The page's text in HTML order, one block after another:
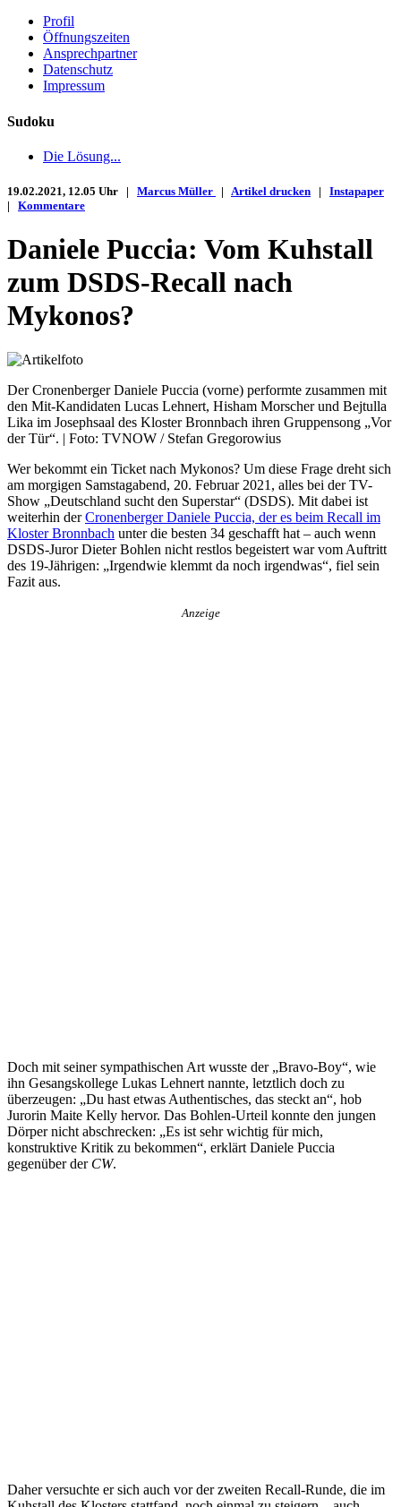
Profil
Öffnungszeiten
Ansprechpartner
Datenschutz
Impressum
Sudoku
Die Lösung...
19.02.2021, 12.05 Uhr | Marcus Müller | Artikel drucken | Instapaper
| Kommentare
Daniele Puccia: Vom Kuhstall
zum DSDS-Recall nach
Mykonos?
Der Cronenberger Daniele Puccia (vorne) performte zusammen mit
den Mit-Kandidaten Lucas Lehnert, Hisham Morscher und Bejtulla
Lika im Josephsaal des Kloster Bronnbach ihren Gruppensong „Vor
der Tür“. | Foto: TVNOW / Stefan Gregorowius
Wer bekommt ein Ticket nach Mykonos? Um diese Frage dreht sich
am morgigen Samstagabend, 20. Februar 2021, alles bei der TV-
Show „Deutschland sucht den Superstar“ (DSDS). Mit dabei ist
weiterhin derCronenberger Daniele Puccia, der es beim Recall im
Kloster Bronnbach unter die besten 34 geschafft hat – auch wenn
DSDS-Juror Dieter Bohlen nicht restlos begeistert war vom Auftritt
des 19-Jährigen: „Irgendwie klemmt da noch irgendwas“, fiel sein
Fazit aus.
Anzeige
Doch mit seiner sympathischen Art wusste der „Bravo-Boy“, wie
ihn Gesangskollege Lukas Lehnert nannte, letztlich doch zu
überzeugen: „Du hast etwas Authentisches, das steckt an“, hob
Jurorin Maite Kelly hervor. Das Bohlen-Urteil konnte den jungen
Dörper nicht abschrecken: „Es ist sehr wichtig für mich,
konstruktive Kritik zu bekommen“, erklärt Daniele Puccia
gegenüber der CW.
Daher versuchte er sich auch vor der zweiten Recall-Runde, die im